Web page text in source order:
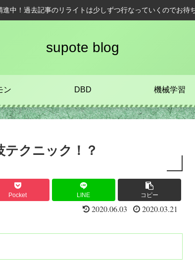
進中！過去記事のリライトは少しずつ行なっていくのでお待
supote blog
ン DBD 機械学習
クニック！？
Pocket LINE コピー
2020.06.03 2020.03.21